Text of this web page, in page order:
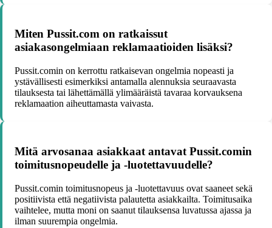
Miten Pussit.com on ratkaissut
asiakasongelmiaan reklamaatioiden lisäksi?
Pussit.comin on kerrottu ratkaisevan ongelmia nopeasti ja
ystävällisesti esimerkiksi antamalla alennuksia seuraavasta
tilauksesta tai lähettämällä ylimääräistä tavaraa korvauksena
reklamaation aiheuttamasta vaivasta.
Mitä arvosanaa asiakkaat antavat Pussit.comin
toimitusnopeudelle ja -luotettavuudelle?
Pussit.comin toimitusnopeus ja -luotettavuus ovat saaneet sekä
positiivista että negatiivista palautetta asiakkailta. Toimitusaika
vaihtelee, mutta moni on saanut tilauksensa luvatussa ajassa ja
ilman suurempia ongelmia.